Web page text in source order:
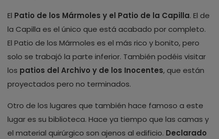
El Patio de los Mármoles y el Patio de la Capilla. El de
la Capilla es el único que está acabado por completo.
El Patio de los Mármoles es el más rico y bonito, pero
solo se trabajó la parte inferior. También podéis visitar
los patios del Archivo y de los Inocentes, que están
proyectados pero no terminados.
Otro de los lugares que también hace famoso a este
lugar es su biblioteca. Hace ya tiempo que las camas y
el material quirúrgico son ajenos al edificio. Declarado